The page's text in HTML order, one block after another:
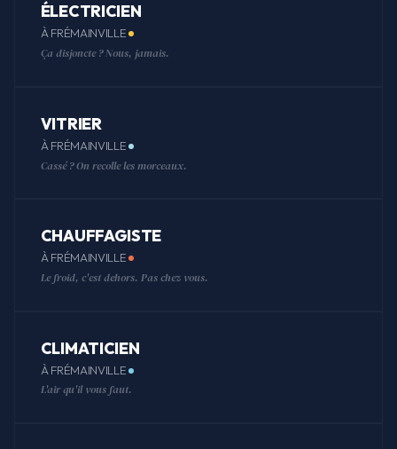
ÉLECTRICIEN
À FRÉMAINVILLE
Ça disjoncte ? Nous, jamais.
VITRIER
À FRÉMAINVILLE
Cassé ? On recolle les morceaux.
CHAUFFAGISTE
À FRÉMAINVILLE
Le froid, c'est dehors. Pas chez vous.
CLIMATICIEN
À FRÉMAINVILLE
L'air qu'il vous faut.